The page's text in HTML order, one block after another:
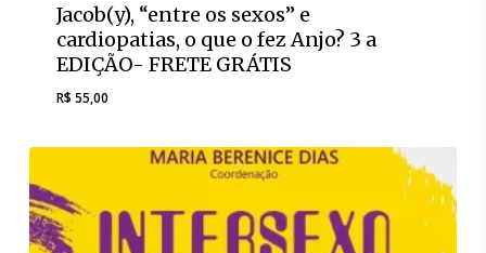
Jacob(y), “entre os sexos” e
cardiopatias, o que o fez Anjo? 3 a
EDIÇÃO- FRETE GRÁTIS
R$ 55,00